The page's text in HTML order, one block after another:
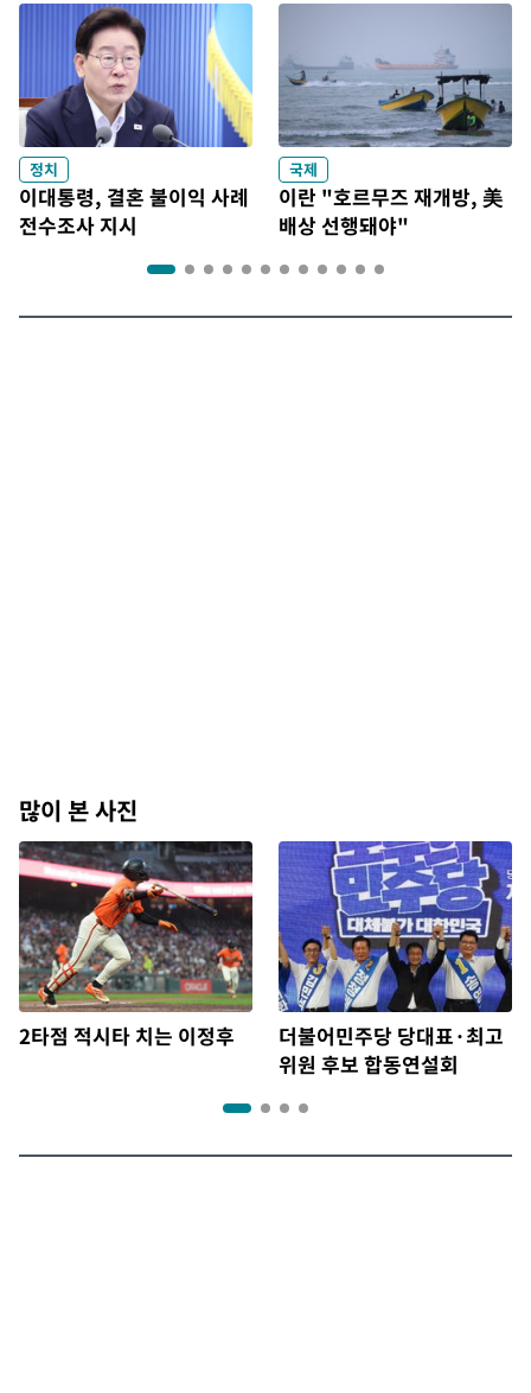
정치
이대통령, 결혼 불이익 사례
전수조사 지시
국제
이란 "호르무즈 재개방, 美
배상 선행돼야"
많이 본 사진
2타점 적시타 치는 이정후
더불어민주당 당대표·최고
위원 후보 합동연설회